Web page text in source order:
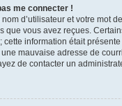
me connecter !
d’utilisateur et votre mot
que vous avez reçues.
information était
mauvaise adresse de
de contacter un